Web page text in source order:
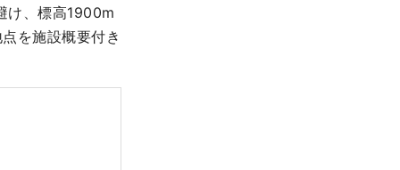
け、標高1900m
を施設概要付き